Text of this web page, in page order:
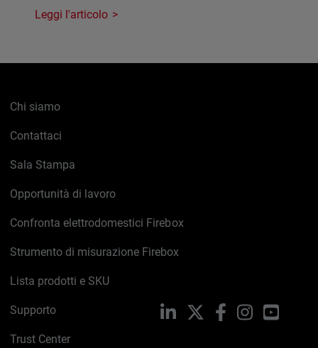
Leggi l'articolo
Chi siamo
Contattaci
Sala Stampa
Opportunità di lavoro
Confronta elettrodomestici Firebox
Strumento di misurazione Firebox
Lista prodotti e SKU
Supporto
Trust Center
LinkedIn FacebookInstagram